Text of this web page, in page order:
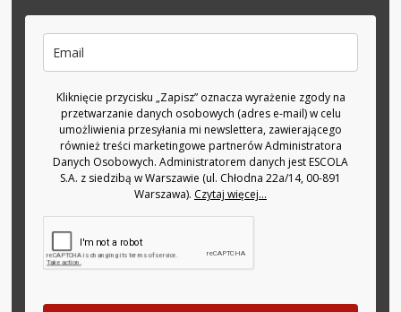
Kliknięcie przycisku „Zapisz” oznacza wyrażenie zgody na
przetwarzanie danych osobowych (adres e-mail) w celu
umożliwienia przesyłania mi newslettera, zawierającego
również treści marketingowe partnerów Administratora
Danych Osobowych. Administratorem danych jest ESCOLA
S.A. z siedzibą w Warszawie (ul. Chłodna 22a/14, 00-891
Warszawa). Czytaj więcej...